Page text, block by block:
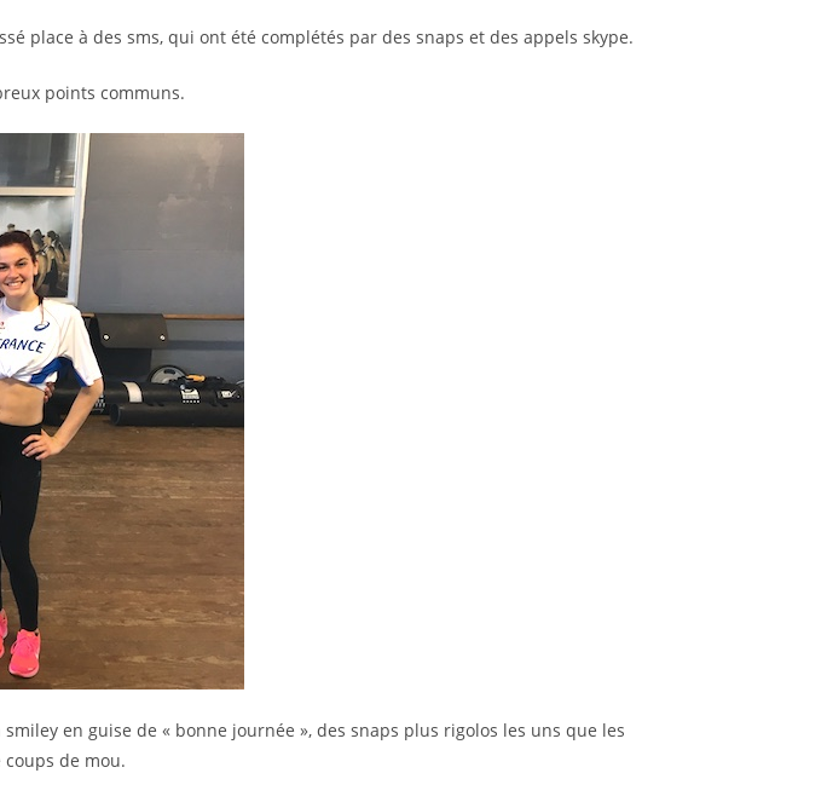
place à des sms, qui ont été complétés par des snaps et des appels skype.
points communs.
en guise de « bonne journée », des snaps plus rigolos les uns que les
de mou.